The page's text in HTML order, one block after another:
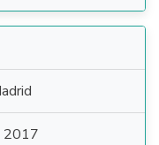
2017